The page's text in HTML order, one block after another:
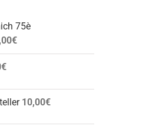
75è
€
€
10,00€